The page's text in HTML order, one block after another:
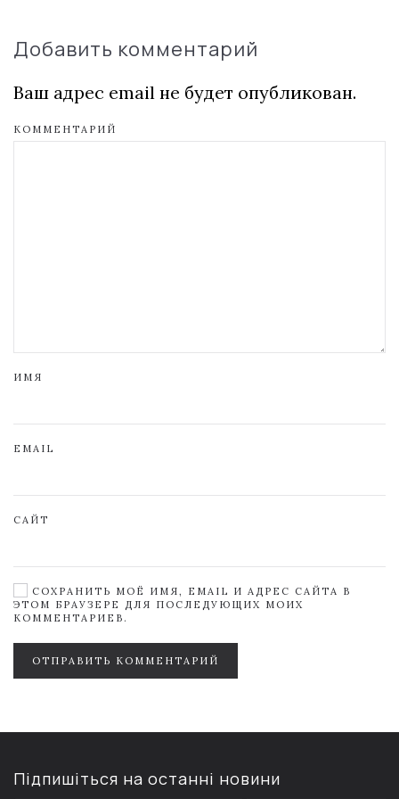
Добавить комментарий
Ваш адрес email не будет опубликован.
КОММЕНТАРИЙ
ИМЯ
EMAIL
САЙТ
СОХРАНИТЬ МОЁ ИМЯ, EMAIL И АДРЕС САЙТА В
ЭТОМ БРАУЗЕРЕ ДЛЯ ПОСЛЕДУЮЩИХ МОИХ
КОММЕНТАРИЕВ.
ОТПРАВИТЬ КОММЕНТАРИЙ
Підпишіться на останні новини